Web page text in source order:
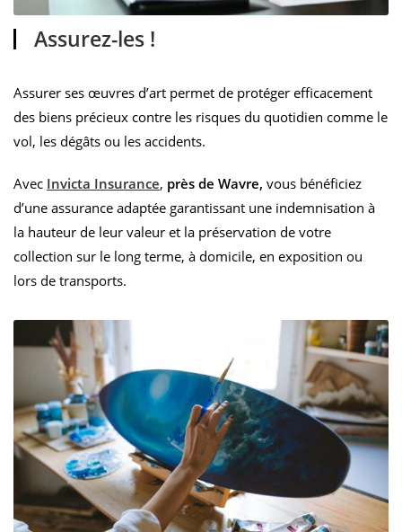
Assurez-les !
Assurer ses œuvres d’art permet de protéger efficacement
des biens précieux contre les risques du quotidien comme le
vol, les dégâts ou les accidents.
Avec Invicta Insurance, près de Wavre, vous bénéficiez
d’une assurance adaptée garantissant une indemnisation à
la hauteur de leur valeur et la préservation de votre
collection sur le long terme, à domicile, en exposition ou
lors de transports.